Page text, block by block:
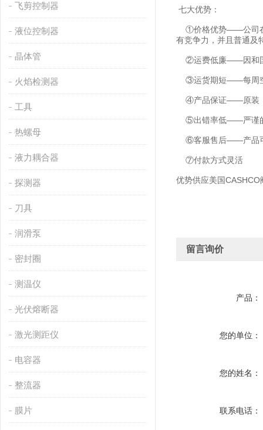
飞剪控制器
液位控制器
晶体管
火焰检测器
工具
热螺母
液力耦合器
探测器
刀具
润滑泵
密封圈
测温仪
光伏熔断器
激光测距仪
电容器
整流器
膜片
七大优势：
①价格优势——公司在
有竞争力，并且普通及
②运费低廉——因和国
③运货期短——每周空
④产品保证——原装
⑤出错率低——严谨的
⑥客服售后——产品可
⑦付款方式灵活
优势供应美国CASHCO
留言询价
产品：
您的单位：
您的姓名：
联系电话：